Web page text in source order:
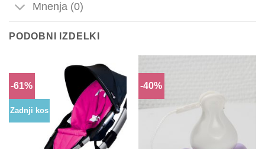
Mnenja (0)
PODOBNI IZDELKI
-61%
Zadnji kos
-40%